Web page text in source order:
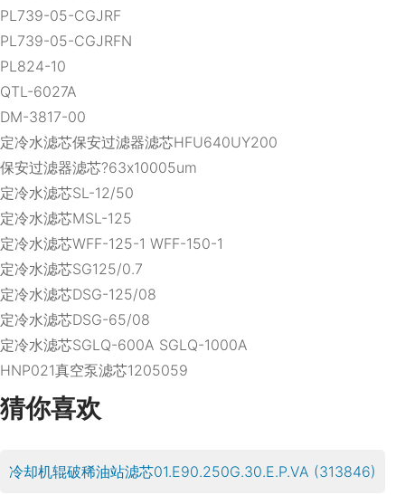
PL739-05-CGJRF
PL739-05-CGJRFN
PL824-10
QTL-6027A
DM-3817-00
定冷水滤芯保安过滤器滤芯HFU640UY200
保安过滤器滤芯?63x10005um
定冷水滤芯SL-12/50
定冷水滤芯MSL-125
定冷水滤芯WFF-125-1 WFF-150-1
定冷水滤芯SG125/0.7
定冷水滤芯DSG-125/08
定冷水滤芯DSG-65/08
定冷水滤芯SGLQ-600A SGLQ-1000A
HNP021真空泵滤芯1205059
猜你喜欢
冷却机辊破稀油站滤芯01.E90.250G.30.E.P.VA (313846)